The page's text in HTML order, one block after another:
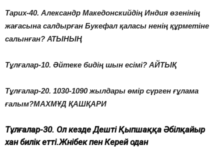
Тарих-40. Александр Македонскийдің Индия өзенінің
жағасына салдырған Букефал қаласы ненің құрметіне
салынған? АТЫНЫҢ
Тұлғалар-10. Әйтеке бидің шын есімі? АЙТЫҚ
Тұлғалар-20. 1030-1090 жылдары өмір сүрген ғұлама
ғалым?МАХМҰД ҚАШҚАРИ
Тұлғалар-30. Ол кезде Дешті Қыпшаққа Әбілқайыр
хан билік етті.Жәнібек пен Керей одан